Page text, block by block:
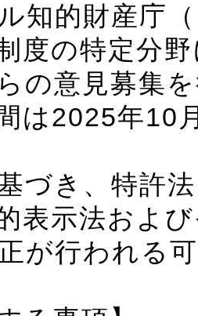
知的財産庁
度の特定分
の意見募集
は2025年10
づき、特許
表示法およ
が行われる